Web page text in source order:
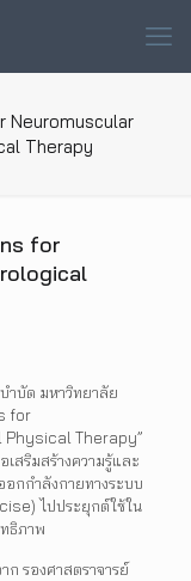
Neuromuscular
Therapy
for
ำบัด มหาวิทยาลัย
for
Therapy”
สริมสร้างความรู้และ
กกำลังกายทางระบบ
ไปประยุกต์ใช้ใน
ธิภาพ
ก รองศาสตราจารย์